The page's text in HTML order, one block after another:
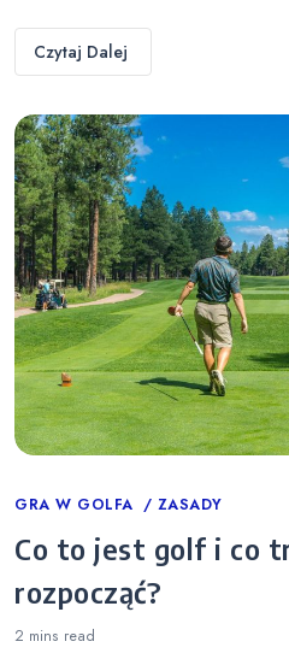
Czytaj Dalej
Categories
GRA W GOLFA ZASADY
Co to jest golf i co
rozpocząć?
2 mins read